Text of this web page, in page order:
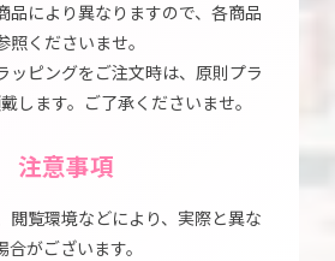
品により異なりますので、各商品
照くださいませ。
ッピングをご注文時は、原則プラ
します。ご了承くださいませ。
注意事項
閲覧環境などにより、実際と異な
合がございます。